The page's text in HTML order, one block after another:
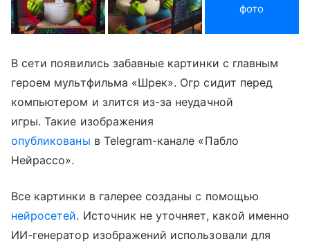
фото
В сети появились забавные картинки с главным
героем мультфильма «Шрек». Огр сидит перед
компьютером и злится из-за неудачной
игры. Такие изображения
опубликованы в Telegram-канале «Пабло
Нейрассо».
Все картинки в галерее созданы с помощью
нейросетей. Источник не уточняет, какой именно
ИИ-генератор изображений использовали для